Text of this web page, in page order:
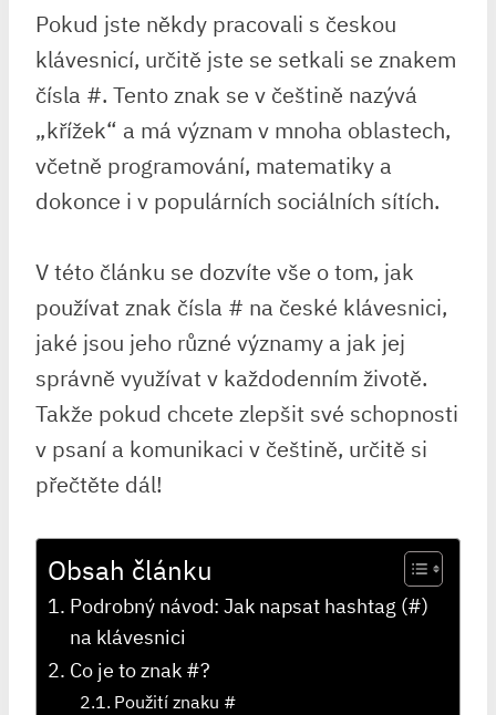
Pokud jste někdy pracovali s českou
klávesnicí, určitě jste se setkali se znakem
čísla #. Tento znak se v češtině nazývá
„křížek“ a má význam v mnoha oblastech,
včetně programování, matematiky a
dokonce i v populárních sociálních sítích.
V této článku se dozvíte vše o tom, jak
používat znak čísla # na české klávesnici,
jaké jsou jeho různé významy a jak jej
správně využívat v každodenním životě.
Takže pokud chcete zlepšit své schopnosti
v psaní a komunikaci v češtině, určitě si
přečtěte dál!
Obsah článku
Podrobný návod: Jak napsat hashtag (#)
na klávesnici
Co je to znak #?
Použití znaku #